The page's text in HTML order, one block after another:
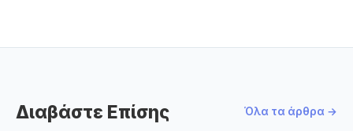
Διαβάστε Επίσης Όλα τα άρθρα →